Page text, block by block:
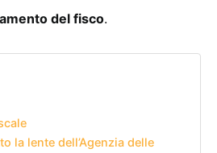
del fisco.
la lente dell’Agenzia delle